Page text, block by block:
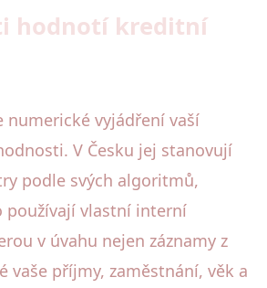
hodnotí kreditní
numerické vyjádření vaší
V Česku jej stanovují
podle svých algoritmů,
používají vlastní interní
v úvahu nejen záznamy z
vaše příjmy, zaměstnání, věk a